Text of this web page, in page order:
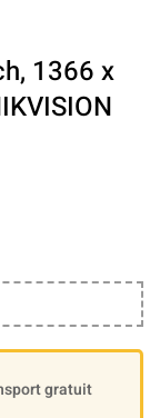
1366 x
gratuit